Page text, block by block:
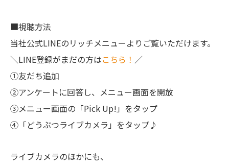
■視聴方法
当社公式LINEのリッチメニューよりご覧いただけます。
＼LINE登録がまだの方はこちら！ ／
①友だち追加
②アンケートに回答し、メニュー画面を開放
③メニュー画面の「Pick Up!」をタップ
④「どうぶつライブカメラ」をタップ♪
ライブカメラのほかにも、